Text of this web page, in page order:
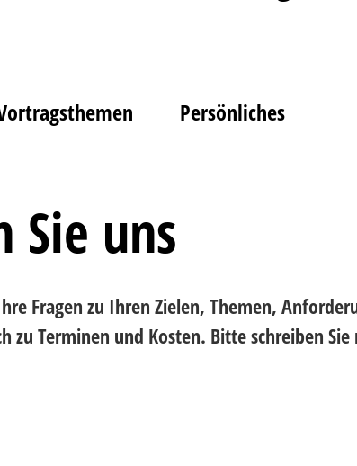
Persönliches
Sie uns
Fragen zu Ihren Zielen, Themen,
Terminen und Kosten. Bitte schreiben Sie